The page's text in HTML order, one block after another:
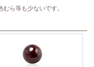
ら等も少ないです。